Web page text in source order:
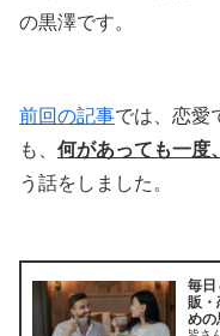
の黒澤です。
前回の記事では、恋愛
も、 何があっても一度
う話をしました。
毎日
販・
めの